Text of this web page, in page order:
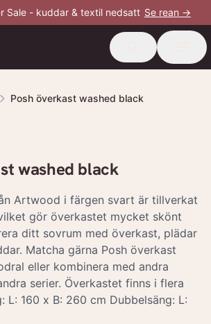
Sale - kuddar & textil nedsatt Se rean →
Posh överkast washed black
washed black
Artwood i färgen svart är tillverkat
gör överkastet mycket skönt
ditt sovrum med överkast, plädar
Matcha gärna Posh överkast
eller kombinera med andra
serier. Överkastet finns i flera
L: 160 x B: 260 cm Dubbelsäng: L: